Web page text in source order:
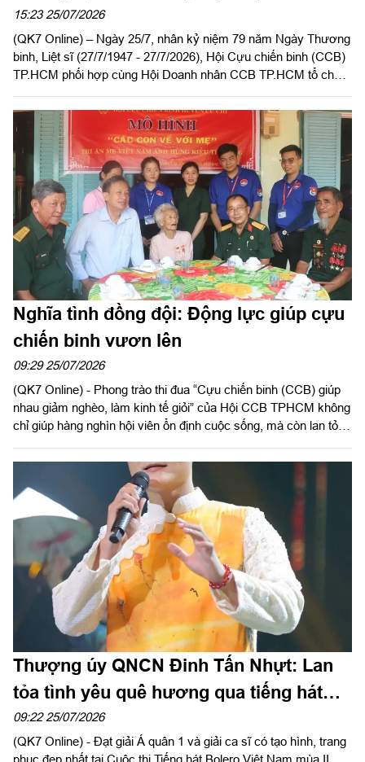
Dược
15:23 25/07/2026
(QK7 Online) – Ngày 25/7, nhân kỷ niệm 79 năm Ngày Thương
binh, Liệt sĩ (27/7/1947 - 27/7/2026), Hội Cựu chiến binh (CCB)
TP.HCM phối hợp cùng Hội Doanh nhân CCB TP.HCM tổ chức
Nhơn Tây, TP.HCM).
Nghĩa tình đồng đội: Động lực giúp cựu
chiến binh vươn lên
09:29 25/07/2026
(QK7 Online) - Phong trào thi đua “Cựu chiến binh (CCB) giúp
nhau giảm nghèo, làm kinh tế giỏi” của Hội CCB TPHCM không
chỉ giúp hàng nghìn hội viên ổn định cuộc sống, mà còn lan tỏa
xây dựng Thành phố văn minh, hiện đại, nghĩa tình.
Thượng úy QNCN Đinh Tấn Nhựt: Lan
tỏa tình yêu quê hương qua tiếng hát
Bolero
09:22 25/07/2026
(QK7 Online) - Đạt giải Á quân 1 và giải ca sĩ có tạo hình, trang